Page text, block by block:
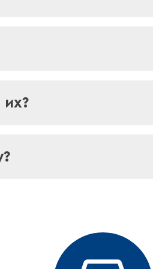
отдыха и развлечениям
при наличии поводка, а у